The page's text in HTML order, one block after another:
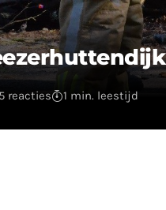
5 reacties 1 min. leestijd